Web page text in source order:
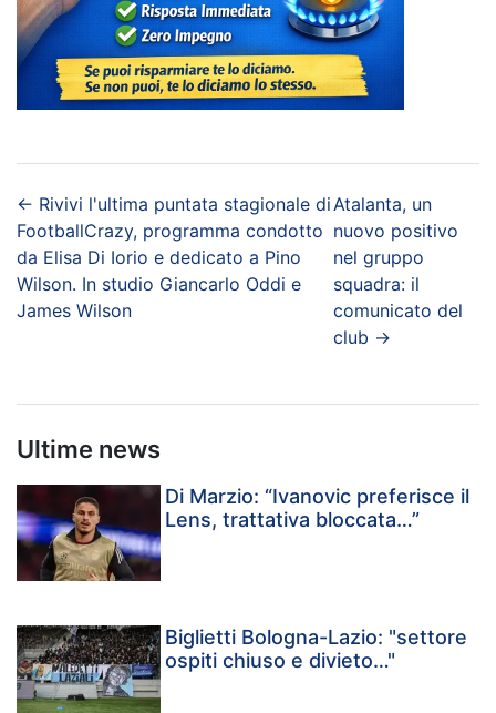
← Rivivi l'ultima puntata stagionale di
FootballCrazy, programma condotto
da Elisa Di Iorio e dedicato a Pino
Wilson. In studio Giancarlo Oddi e
James Wilson
Atalanta, un
nuovo positivo
nel gruppo
squadra: il
comunicato del
club →
Ultime news
Di Marzio: “Ivanovic preferisce il
Lens, trattativa bloccata…”
Biglietti Bologna-Lazio: "settore
ospiti chiuso e divieto…"